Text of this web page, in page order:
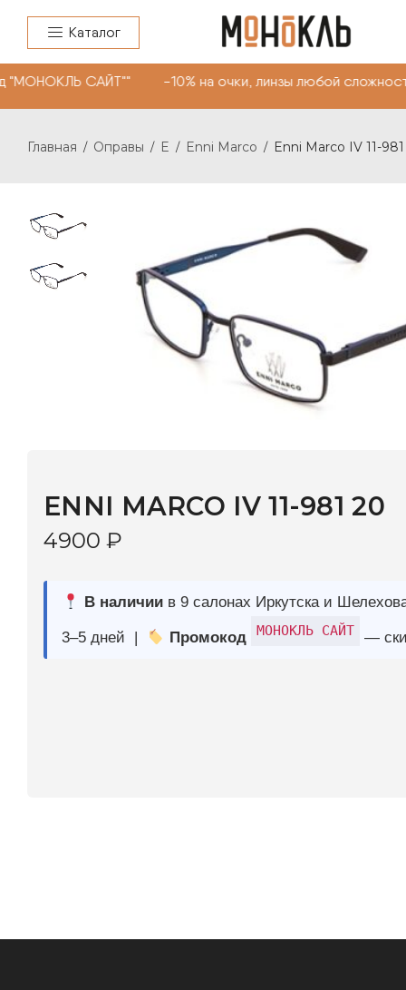
Каталог
САЙТ"" -10% на очки, линзы любой
Главная / Оправы / E / Enni Marco / Enni Marco IV 11-
В наличии в 9 салонах Иркутска и Шелехова |
3–5 дней |